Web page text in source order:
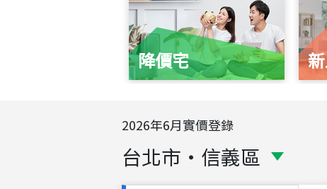
降價宅
2026年6月實價登錄
台北市 ・ 信義區